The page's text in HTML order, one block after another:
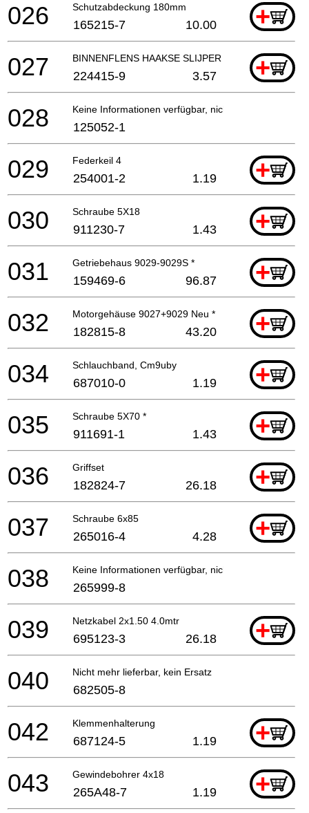
Schutzabdeckung 180mm +
026 165215-7 10.00
BINNENFLENS HAAKSE SLIJPER EN +
027 224415-9 3.57
Keine Informationen verfügbar, nicht bestellbar
028 125052-1
Federkeil 4 +
029 254001-2 1.19
Schraube 5X18 +
030 911230-7 1.43
Getriebehaus 9029-9029S * +
031 159469-6 96.87
Motorgehäuse 9027+9029 Neu * +
032 182815-8 43.20
Schlauchband, Cm9uby +
034 687010-0 1.19
Schraube 5X70 * +
035 911691-1 1.43
Griffset +
036 182824-7 26.18
Schraube 6x85 +
037 265016-4 4.28
Keine Informationen verfügbar, nicht bestellbar
038 265999-8
Netzkabel 2x1.50 4.0mtr +
039 695123-3 26.18
Nicht mehr lieferbar, kein Ersatz
040 682505-8
Klemmenhalterung +
042 687124-5 1.19
Gewindebohrer 4x18 +
043 265A48-7 1.19